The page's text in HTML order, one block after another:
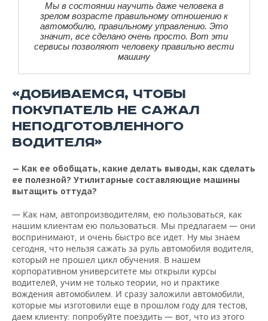
Мы в состоянии научить даже человека в
зрелом возрасте правильному отношению к
автомобилю, правильному управлению. Это
значит, все сделано очень просто. Вот эти
сервисы позволяют человеку правильно вести
машину
«ДОБИВАЕМСЯ, ЧТОБЫ
ПОКУПАТЕЛЬ НЕ САЖАЛ
НЕПОДГОТОВЛЕННОГО
ВОДИТЕЛЯ»
— Как ее обобщать, какие делать выводы, как сделать
ее полезной? Утилитарные составляющие машины
вытащить оттуда?
— Как нам, автопроизводителям, ею пользоваться, как
нашим клиентам ею пользоваться. Мы предлагаем — они
воспринимают, и очень быстро все идет. Ну мы знаем
сегодня, что нельзя сажать за руль автомобиля водителя,
который не прошел цикл обучения. В нашем
корпоративном университете мы открыли курсы
водителей, учим не только теории, но и практике
вождения автомобилем. И сразу заложили автомобили,
которые мы изготовили еще в прошлом году для тестов,
даем клиенту: попробуйте поездить — вот, что из этого